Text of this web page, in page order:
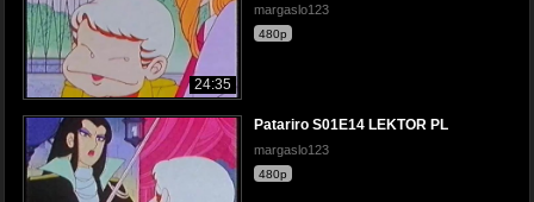
24:35
margaslo123
480p
Patariro S01E14 LEKTOR PL
margaslo123
480p